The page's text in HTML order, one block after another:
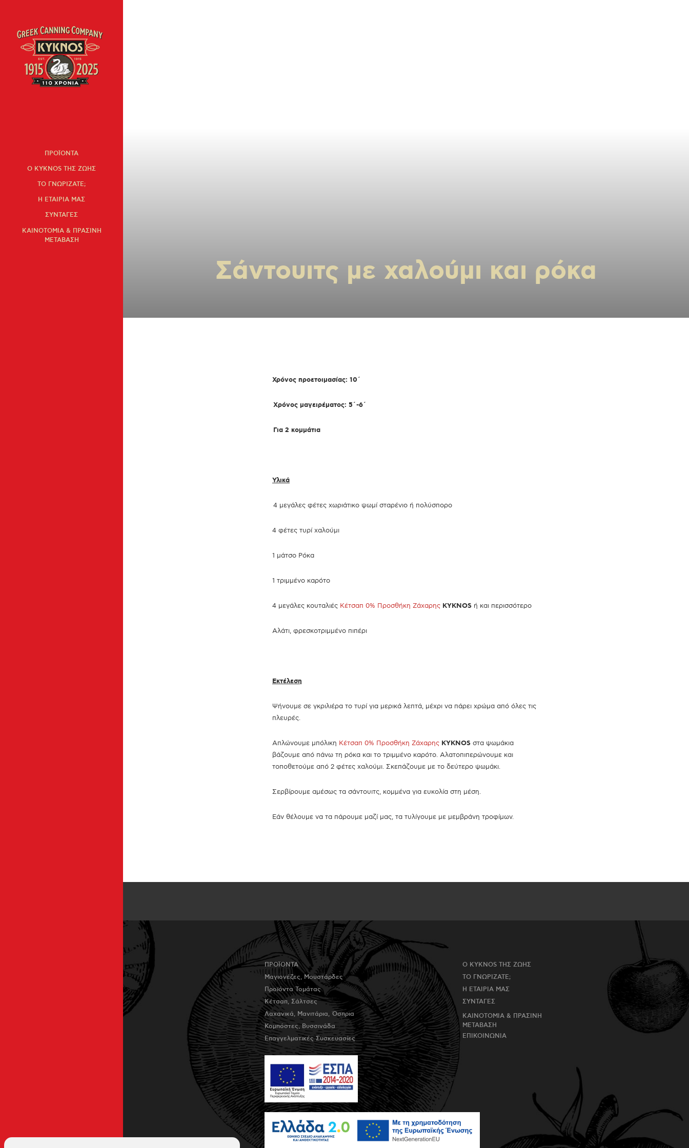
ΠΡΟΪΟΝΤΑ
Ο KYKNOS ΤΗΣ ΖΩΗΣ
ΤΟ ΓΝΩΡΙΖΑΤΕ;
Η ΕΤΑΙΡΙΑ ΜΑΣ
ΣΥΝΤΑΓΕΣ
ΚΑΙΝΟΤΟΜΙΑ & ΠΡΑΣΙΝΗ
ΜΕΤΑΒΑΣΗ
Σάντουιτς με χαλούμι και ρόκα
Χρόνος προετοιμασίας: 10΄
Xρόνος μαγειρέματος: 5΄-6΄
Για 2 κομμάτια
Υλικά
4 μεγάλες φέτες χωριάτικο ψωμί σταρένιο ή πολύσπορο
4 φέτες τυρί χαλούμι
1 μάτσο Ρόκα
1 τριμμένο καρότο
4 μεγάλες κουταλιές Κέτσαπ 0% Προσθήκη Ζάχαρης ΚΥΚΝΟS ή και περισσότερο
Αλάτι, φρεσκοτριμμένο πιπέρι
Εκτέλεση
Ψήνουμε σε γκριλιέρα το τυρί για μερικά λεπτά, μέχρι να πάρει χρώμα από όλες τις
πλευρές.
Απλώνουμε μπόλικη Κέτσαπ 0% Προσθήκη Ζάχαρης ΚΥΚΝΟS στα ψωμάκια
βάζουμε από πάνω τη ρόκα και το τριμμένο καρότο. Αλατοπιπερώνουμε και
τοποθετούμε από 2 φέτες χαλούμι. Σκεπάζουμε με το δεύτερο ψωμάκι.
Σερβίρουμε αμέσως τα σάντουιτς, κομμένα για ευκολία στη μέση.
Εάν θέλουμε να τα πάρουμε μαζί μας, τα τυλίγουμε με μεμβράνη τροφίμων.
ΠΡΟΪΟΝΤΑ
Μαγιονέζες, Μουστάρδες
Προϊόντα Τομάτας
Κέτσαπ, Σάλτσες
Λαχανικά, Μανιτάρια, Όσπρια
Κομπόστες, Βυσσινάδα
Επαγγελματικές Συσκευασίες
Ο KYKNOS ΤΗΣ ΖΩΗΣ
ΤΟ ΓΝΩΡΙΖΑΤΕ;
Η ΕΤΑΙΡΙΑ ΜΑΣ
ΣΥΝΤΑΓΕΣ
ΚΑΙΝΟΤΟΜΙΑ & ΠΡΑΣΙΝΗ
ΜΕΤΑΒΑΣΗ
ΕΠΙΚΟΙΝΩΝΙΑ